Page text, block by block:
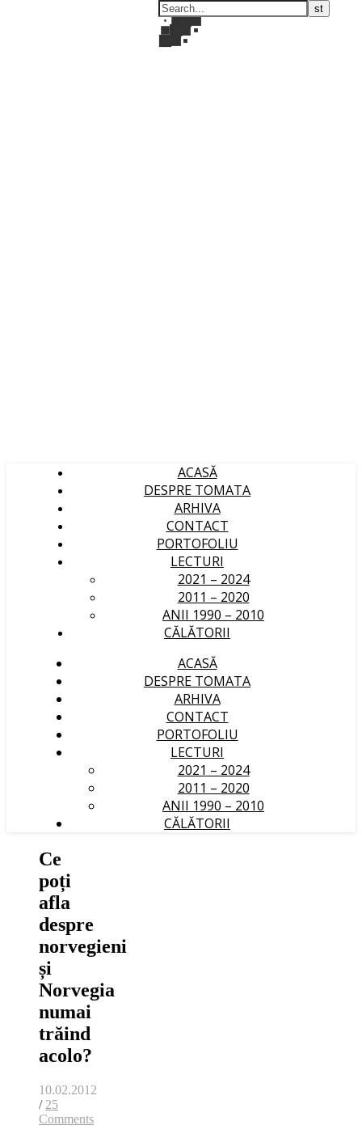
ACASĂ
DESPRE TOMATA
ARHIVA
CONTACT
PORTOFOLIU
LECTURI
2021 – 2024
2011 – 2020
ANII 1990 – 2010
CĂLĂTORII
ACASĂ
DESPRE TOMATA
ARHIVA
CONTACT
PORTOFOLIU
LECTURI
2021 – 2024
2011 – 2020
ANII 1990 – 2010
CĂLĂTORII
Ce
poți
afla
despre
norvegieni
și
Norvegia
numai
trăind
acolo?
10.02.2012
/ 25
Comments